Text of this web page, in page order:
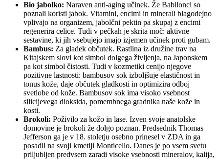
Bio jabolko: Naraven anti-aging učinek. Že Babilonci so
poznali koristi jabok. Vitamini, encimi in minerali blagodejno
vplivajo na organizem, jabolčni pektin pa skupaj z encimi
regenerira celice. Tudi v pečkah je skrita moč: aktivne
sestavine, ki jih vsebujejo imajo izjemen učinek proti gubam.
Bambus: Za gladek občutek. Rastlina iz družine trav na
Kitajskem slovi kot simbol dolgega življenja, na Japonskem
pa kot simbol čistosti. Tudi v kozmetiki cenijo njegove
pozitivne lastnosti: bambusov sok izboljšuje elastičnost in
tonus kože, daje občutek gladkosti in optimizira odboj
svetlobe od kože. Bambusov sok ima visoko vsebnost
silicijevega dioksida, pomembnega gradnika naše kože in
kosti.
Brokoli: Poživilo za kožo in lase. Izven svoje anatolske
domovine je brokoli že dolgo poznan. Predsednik Thomas
Jefferson ga je v 18. stoletju osebno prinesel v ZDA in ga
posadil na svoji kmetiji Monticello. Danes je po vsem svetu
priljubljen predvsem zaradi visoke vsebnosti mineralov, kalija,